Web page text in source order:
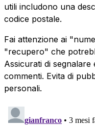
utili includono una
codice postale.
Fai attenzione ai
"recupero" che
Assicurati di
commenti. Evita di
personali.